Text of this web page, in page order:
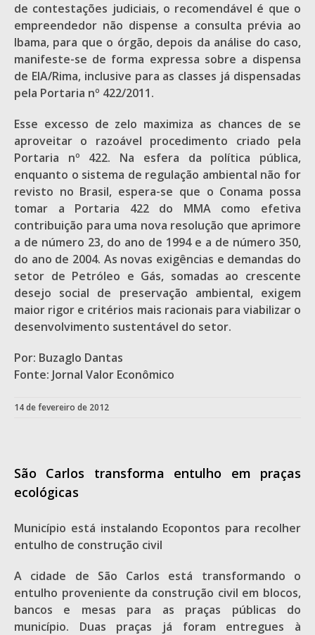
de contestações judiciais, o recomendável é que o
empreendedor não dispense a consulta prévia ao
Ibama, para que o órgão, depois da análise do caso,
manifeste-se de forma expressa sobre a dispensa
de EIA/Rima, inclusive para as classes já dispensadas
pela Portaria nº 422/2011.
Esse excesso de zelo maximiza as chances de se
aproveitar o razoável procedimento criado pela
Portaria nº 422. Na esfera da política pública,
enquanto o sistema de regulação ambiental não for
revisto no Brasil, espera-se que o Conama possa
tomar a Portaria 422 do MMA como efetiva
contribuição para uma nova resolução que aprimore
a de número 23, do ano de 1994 e a de número 350,
do ano de 2004. As novas exigências e demandas do
setor de Petróleo e Gás, somadas ao crescente
desejo social de preservação ambiental, exigem
maior rigor e critérios mais racionais para viabilizar o
desenvolvimento sustentável do setor.
Por: Buzaglo Dantas
Fonte: Jornal Valor Econômico
14 de fevereiro de 2012
São Carlos transforma entulho em praças
ecológicas
Município está instalando Ecopontos para recolher
entulho de construção civil
A cidade de São Carlos está transformando o
entulho proveniente da construção civil em blocos,
bancos e mesas para as praças públicas do
município. Duas praças já foram entregues à